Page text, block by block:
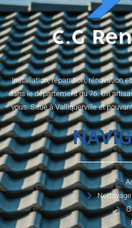
Installation, réparation, rénovation
dans le département du 76. Un
vous. Situé à Valliquerville et